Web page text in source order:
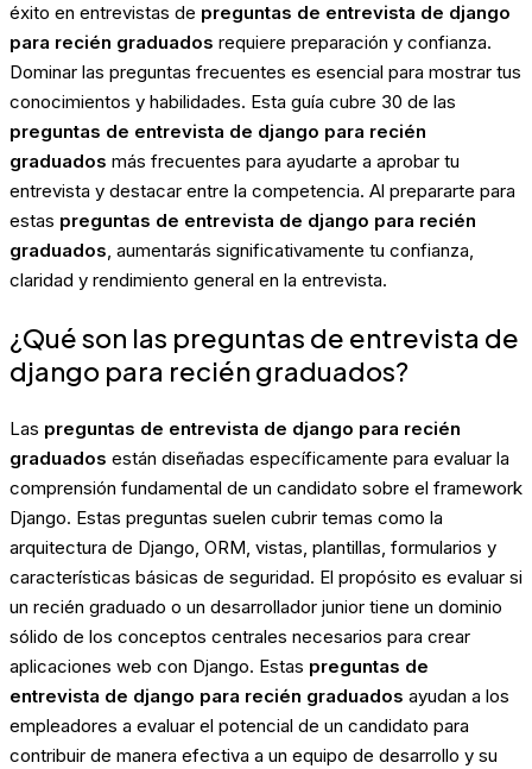
éxito en entrevistas de preguntas de entrevista de django
para recién graduados requiere preparación y confianza.
Dominar las preguntas frecuentes es esencial para mostrar tus
conocimientos y habilidades. Esta guía cubre 30 de las
preguntas de entrevista de django para recién
graduados más frecuentes para ayudarte a aprobar tu
entrevista y destacar entre la competencia. Al prepararte para
estas preguntas de entrevista de django para recién
graduados, aumentarás significativamente tu confianza,
claridad y rendimiento general en la entrevista.
¿Qué son las preguntas de entrevista de
django para recién graduados?
Las preguntas de entrevista de django para recién
graduados están diseñadas específicamente para evaluar la
comprensión fundamental de un candidato sobre el framework
Django. Estas preguntas suelen cubrir temas como la
arquitectura de Django, ORM, vistas, plantillas, formularios y
características básicas de seguridad. El propósito es evaluar si
un recién graduado o un desarrollador junior tiene un dominio
sólido de los conceptos centrales necesarios para crear
aplicaciones web con Django. Estas preguntas de
entrevista de django para recién graduados ayudan a los
empleadores a evaluar el potencial de un candidato para
contribuir de manera efectiva a un equipo de desarrollo y su